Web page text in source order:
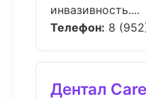
инвазивность....
Телефон: 8
Дентал